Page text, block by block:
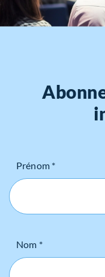
Prénom *
Nom *